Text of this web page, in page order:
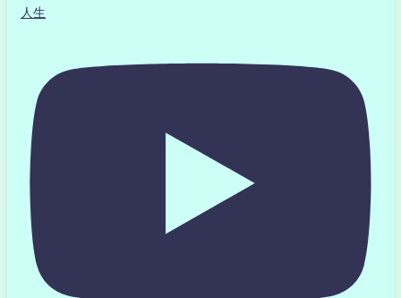
人生